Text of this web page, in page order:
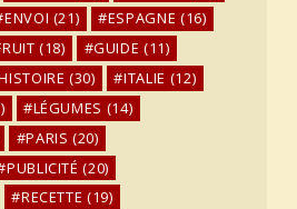
ENVOI (21) ESPAGNE (16)
(18) GUIDE (11)
(30) ITALIE (12)
LÉGUMES (14)
PARIS (20)
PUBLICITÉ (20)
RECETTE (19)